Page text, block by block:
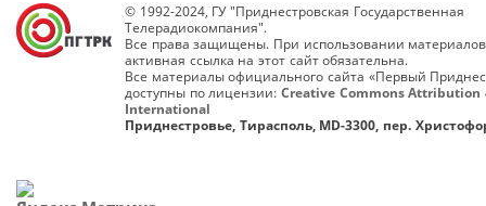
© 1992-2024, ГУ "Приднестровская Государственная
Телерадиокомпания".
Все права защищены. При использовании
активная ссылка на этот сайт обязательна.
Все материалы официального сайта «Первый
доступны по лицензии: Creative Commons Attribution
International
Приднестровье, Тирасполь, MD-3300, пер.